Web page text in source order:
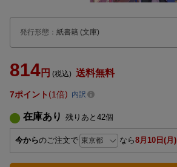
発行形態 ： 紙書籍 (文庫)
814円 (税込) 送料無料
7ポイント 1倍 内訳
在庫あり 残りあと 42個
今からのご注文で なら8月10日(月)